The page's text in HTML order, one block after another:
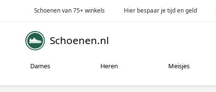
Schoenen van 75+ winkels Hier bespaar je tijd en geld
Schoenen.nl
Dames Heren Meisjes